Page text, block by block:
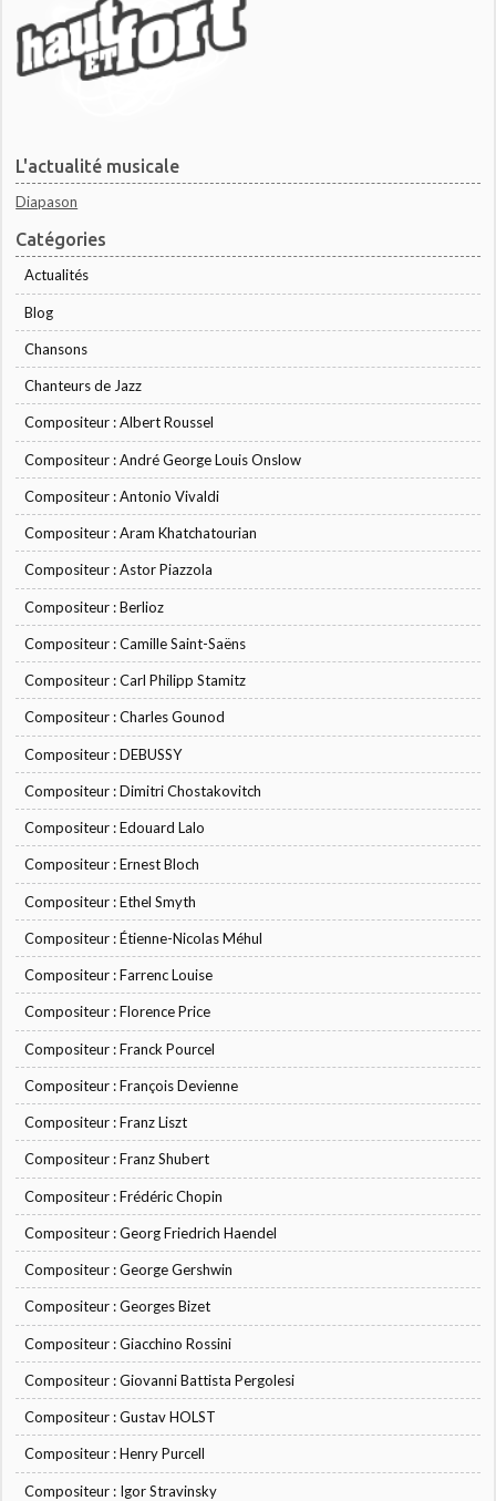
L'actualité musicale
Diapason
Catégories
Actualités
Blog
Chansons
Chanteurs de Jazz
Compositeur : Albert Roussel
Compositeur : André George Louis Onslow
Compositeur : Antonio Vivaldi
Compositeur : Aram Khatchatourian
Compositeur : Astor Piazzola
Compositeur : Berlioz
Compositeur : Camille Saint-Saëns
Compositeur : Carl Philipp Stamitz
Compositeur : Charles Gounod
Compositeur : DEBUSSY
Compositeur : Dimitri Chostakovitch
Compositeur : Edouard Lalo
Compositeur : Ernest Bloch
Compositeur : Ethel Smyth
Compositeur : Étienne-Nicolas Méhul
Compositeur : Farrenc Louise
Compositeur : Florence Price
Compositeur : Franck Pourcel
Compositeur : François Devienne
Compositeur : Franz Liszt
Compositeur : Franz Shubert
Compositeur : Frédéric Chopin
Compositeur : Georg Friedrich Haendel
Compositeur : George Gershwin
Compositeur : Georges Bizet
Compositeur : Giacchino Rossini
Compositeur : Giovanni Battista Pergolesi
Compositeur : Gustav HOLST
Compositeur : Henry Purcell
Compositeur : Igor Stravinsky